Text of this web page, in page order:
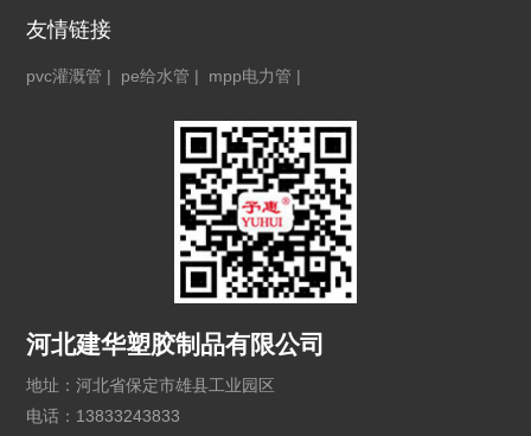
友情链接
pvc灌溉管 | pe给水管 | mpp电力管 |
河北建华塑胶制品有限公司
地址：河北省保定市雄县工业园区
电话：13833243833